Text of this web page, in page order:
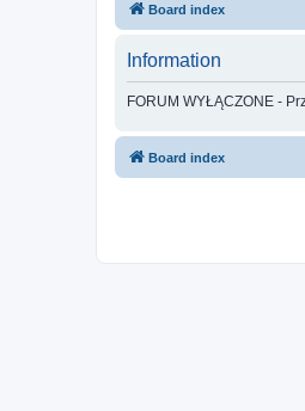
Board index
Information
FORUM WYŁĄCZONE -
Board index